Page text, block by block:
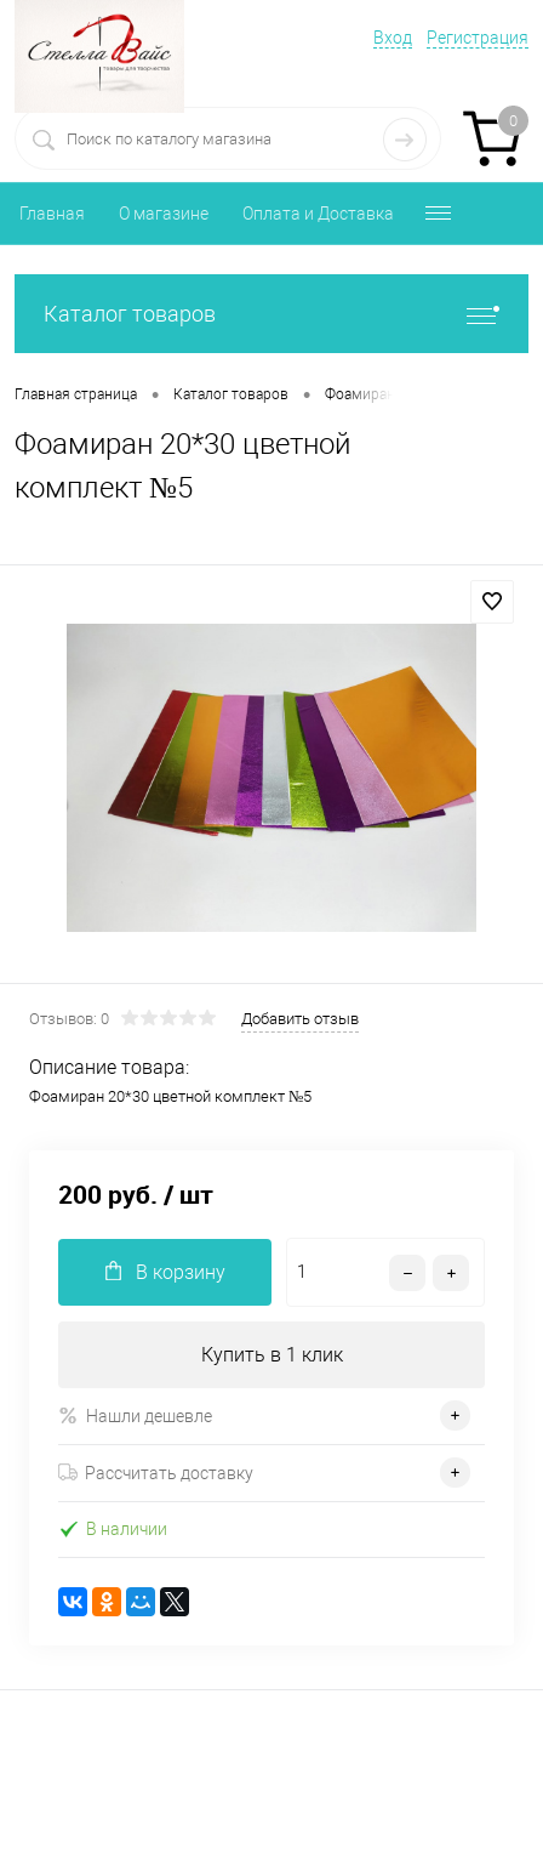
Вход Регистрация
0
Главная О магазине Оплата и Доставка
Каталог товаров
Главная страница • Каталог товаров • Фоамиран, Фетр, Изолон
Фоамиран 20*30 цветной
комплект №5
Отзывов: 0 Добавить отзыв
Описание товара:
Фоамиран 20*30 цветной комплект №5
200 руб. / шт
В корзину
Купить в 1 клик
Нашли дешевле
Рассчитать доставку
В наличии